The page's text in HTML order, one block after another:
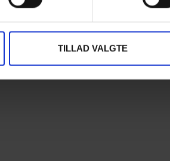
TILLAD VALGTE
Privacy Policy